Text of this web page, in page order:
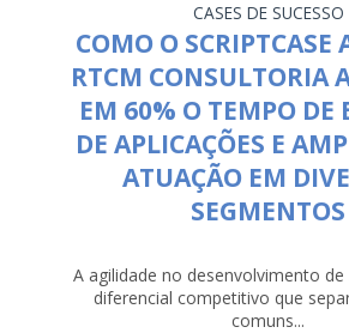
CASES DE SUCESSO
COMO O SCRIPTCASE
RTCM CONSULTORIA
EM 60% O TEMPO DE
DE APLICAÇÕES E
ATUAÇÃO EM
SEGMENTOS
A agilidade no desenvolvimento
diferencial competitivo que
comuns...